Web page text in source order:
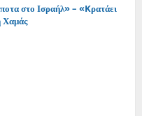
στο Ισραήλ» – «Kρατάει
Χαμάς